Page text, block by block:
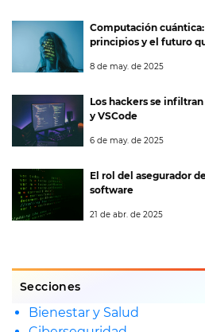
Computación
principios y el futuro
8 de may. de 2025
Los hackers se
y VSCode
6 de may. de 2025
El rol del asegurador
software
21 de abr. de 2025
Secciones
Bienestar y Salud